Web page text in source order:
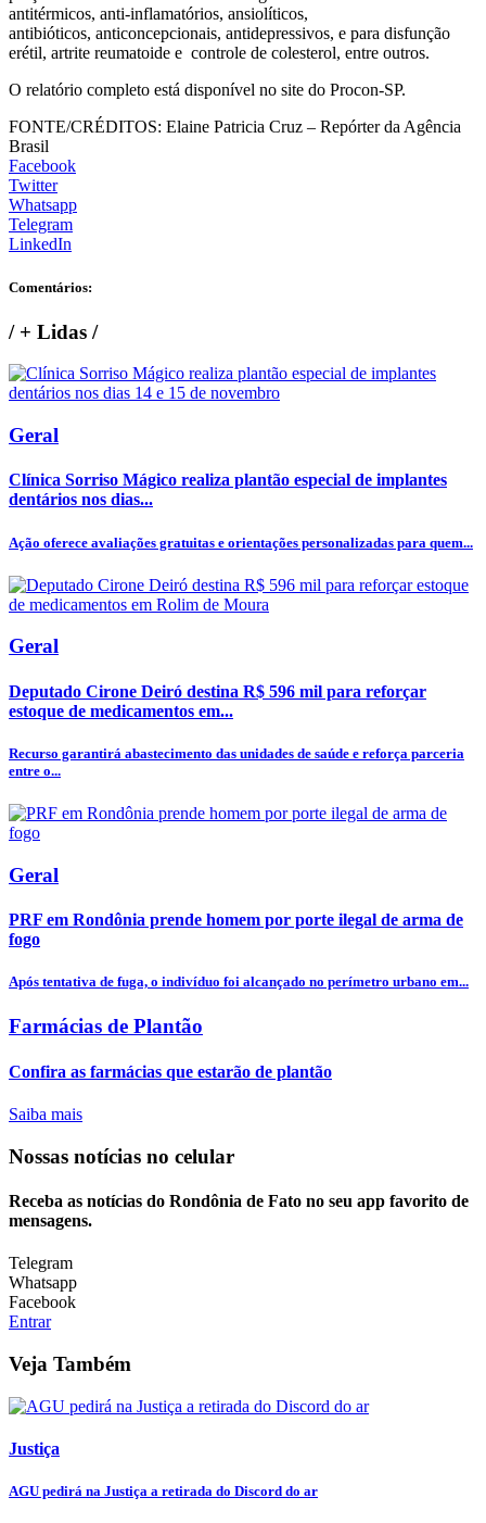
antitérmicos, anti-inflamatórios, ansiolíticos,
antibióticos, anticoncepcionais, antidepressivos, e para disfunção
erétil, artrite reumatoide e controle de colesterol, entre outros.
O relatório completo está disponível no site do Procon-SP.
FONTE/CRÉDITOS: Elaine Patricia Cruz – Repórter da Agência
Brasil
Facebook
Twitter
Whatsapp
Telegram
LinkedIn
Comentários:
/+ Lidas /
Geral
Clínica Sorriso Mágico realiza plantão especial de implantes
dentários nos dias...
Ação oferece avaliações gratuitas e orientações personalizadas para quem...
Geral
Deputado Cirone Deiró destina R$ 596 mil para reforçar
estoque de medicamentos em...
Recurso garantirá abastecimento das unidades de saúde e reforça parceria
entre o...
Geral
PRF em Rondônia prende homem por porte ilegal de arma de
fogo
Após tentativa de fuga, o indivíduo foi alcançado no perímetro urbano em...
Farmácias de Plantão
Confira as farmácias que estarão de plantão
Saiba mais
Nossas notícias no celular
Receba as notícias do Rondônia de Fato no seu app favorito de
mensagens.
Telegram
Whatsapp
Facebook
Entrar
Veja Também
Justiça
AGU pedirá na Justiça a retirada do Discord do ar